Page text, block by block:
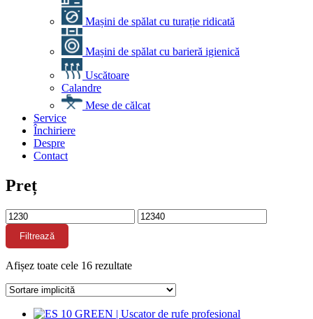
Mașini de spălat cu turație ridicată
Mașini de spălat cu barieră igienică
Uscătoare
Calandre
Mese de călcat
Service
Închiriere
Despre
Contact
Preț
Preț
minim
Preț
maxim
Filtrează
Afișez toate cele 16 rezultate